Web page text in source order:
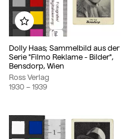
Dolly Haas; Sammelbild aus der
Serie "Filmo Reklame - Bilder",
Bensdorp, Wien
Ross Verlag
1930 – 1939
Add to my album